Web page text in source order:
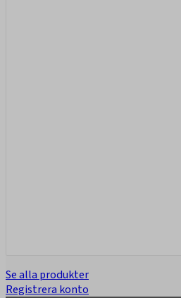
Se alla produkter
Registrera konto